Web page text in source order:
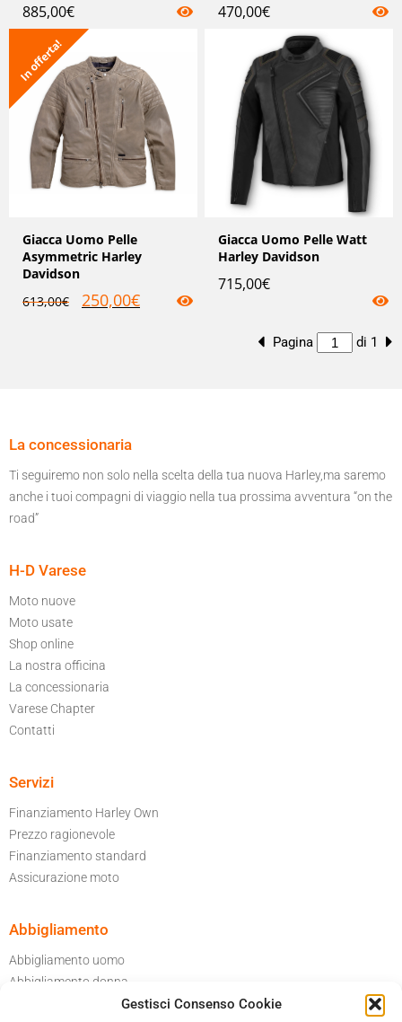
Gestisci Consenso Cookie
885,00€ 470,00€
Giacca Uomo Pelle
Asymmetric Harley
Davidson
613,00€ 250,00€
In offerta!
Giacca Uomo Pelle Watt
Harley Davidson
715,00€
Pagina di 1
La concessionaria
Ti seguiremo non solo nella scelta della tua nuova Harley,ma saremo
anche i tuoi compagni di viaggio nella tua prossima avventura “on the
road”
H-D Varese
Moto nuove
Moto usate
Shop online
La nostra officina
La concessionaria
Varese Chapter
Contatti
Servizi
Finanziamento Harley Own
Prezzo ragionevole
Finanziamento standard
Assicurazione moto
Abbigliamento
Abbigliamento uomo
Abbigliamento donna